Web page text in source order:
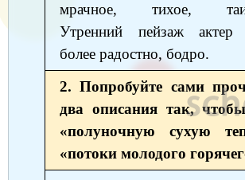
Биология
Информатика
Немецкий язык
История
География
Биология
Геометрия
Литература
География
Алгебра
Обществознание
Информатика
Биология
Алгебра
Русский язык
Химия
История
ОБЖ
мрачное, тихое,
Утренний пейзаж актер
более радостно, бодро.
2. Попробуйте сами
два описания так,
«полуночную сухую
«потоки молодого